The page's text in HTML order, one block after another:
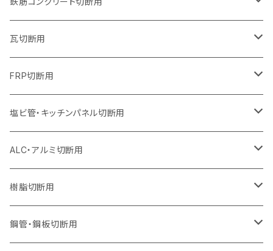
セグメント（特殊凸凹加工チップ）
セグメント
セグメント（特殊凸凹加工チップ）
405mm（16インチ）
セグメントタイプ
ウェーブタイプ
セグメントタイプ
305mm（12インチ）
セグメント
セグメント（特殊凸凹加工チップ）
355mm（14インチ）
セグメント
セグメント（特殊凸凹加工チップ）
ウェーブタイプ
セグメントタイプ
ウェーブタイプ
255mm（10インチ）
セグメントタイプ
305mm（12インチ）
セグメント
セグメント（特殊凸凹加工チップ）
355mm（14インチ）
セグメント
セグメント（特殊凸凹加工チップ）
セグメントタイプ
230mm（9インチ）
セグメントタイプ
255mm（10インチ）
セグメントタイプ（一般道路カッター用
305mm（12インチ）
セグメントタイプ
セグメントタイプ（一般道路カッター用
355mm（14インチ）
セグメントタイプ
セグメントタイプ（一般道路カッター用
405mm（16インチ）
セグメントタイプ
455mm（18インチ）
セグメントタイプ
205mm（8インチ）
セグメントタイプ
230mm（9インチ）
セグメントタイプ
305mm（12インチ）
セグメントタイプ
埋設鋳鉄管工事対応タイプ
355mm（14インチ）
セグメントタイプ
埋設鋳鉄管工事対応タイプ
405mm（16インチ）
セグメントタイプ
ウェーブタイプ
セグメントタイプ
ウェーブタイプ
180mm（7インチ）
セグメントタイプ
ウェーブタイプ
205mm（8インチ）
セグメントタイプ
ウェーブタイプ
230mm（9インチ）
セグメントタイプ
ウェーブタイプ
255mm（10インチ）
セグメントタイプ
セグメントタイプ（一般道路カッター用
305mm（12インチ）
セグメント
355mm（14インチ）
セグメントタイプ
125mm（5インチ）
セグメントタイプ
150mm（6インチ）
セグメントタイプ
180mm（7インチ）
セグメントタイプ
205mm（8インチ）
セグメントタイプ
230mm（9インチ）
セグメントタイプ
255mm（10インチ）
305mm（12インチ）
セグメントタイプ
355mm（14インチ）
セグメントタイプ
405mm（16インチ）
セグメントタイプ
瓦切断用
105mm（4インチ）
FRP切断用
125ｍｍ（5インチ）
塩ビ管・キッチンパネル切断用
125ｍｍ（5インチ）
ALC・アルミ切断用
305mm（12インチ）
砥石（補強綱入り）
355mm（14インチ）
樹脂切断用
305mm（12インチ）
鋼管・鋼板切断用